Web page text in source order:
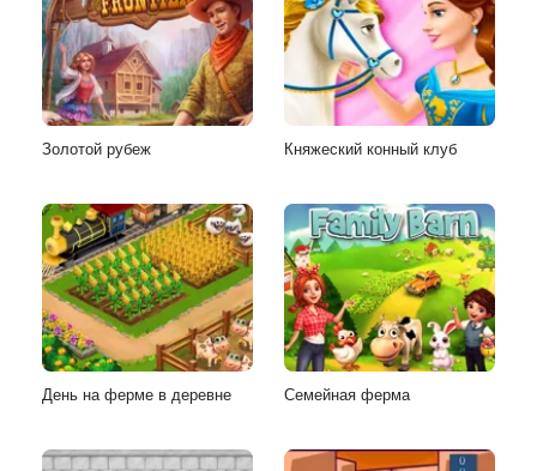
Золотой рубеж Княжеский конный клуб
День на ферме в деревне Семейная ферма